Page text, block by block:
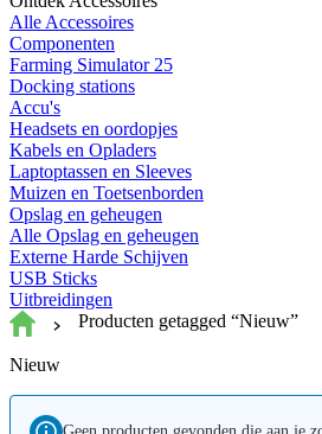
Alle Accessoires
Componenten
Farming Simulator 25
Docking stations
Accu's
Headsets en oordopjes
Kabels en Opladers
Laptoptassen en Sleeves
Muizen en Toetsenborden
Opslag en geheugen
Alle Opslag en geheugen
Externe Harde Schijven
USB Sticks
Uitbreidingen
Producten getagged “Nieuw”
Nieuw